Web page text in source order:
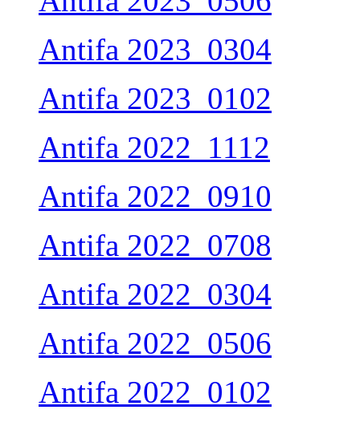
Antifa 2023_0304
Antifa 2023_0102
Antifa 2022_1112
Antifa 2022_0910
Antifa 2022_0708
Antifa 2022_0304
Antifa 2022_0506
Antifa 2022_0102